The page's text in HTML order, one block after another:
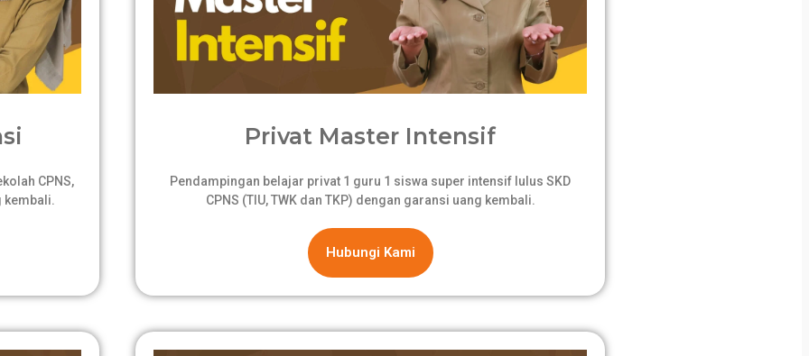
CPNS,
kembali.
Privat Master Intensif
Pendampingan belajar privat 1 guru 1 siswa super intensif lulus SKD
CPNS (TIU, TWK dan TKP) dengan garansi uang kembali.
Hubungi Kami